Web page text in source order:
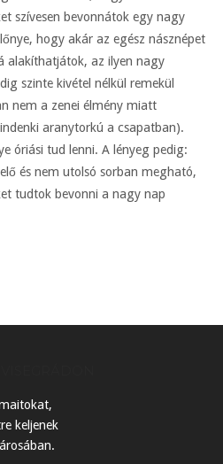
szívesen bevonnátok egy nagy
hogy akár az egész násznépet
alakíthatjátok, az ilyen nagy
szinte kivétel nélkül remekül
nem a zenei élmény miatt
aranytorkú a csapatban).
óriási tud lenni. A lényeg pedig:
és nem utolsó sorban megható,
tudtok bevonni a nagy nap
keljenek